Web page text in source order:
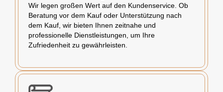
Wir legen großen Wert auf den Kundenservice. Ob
Beratung vor dem Kauf oder Unterstützung nach
dem Kauf, wir bieten Ihnen zeitnahe und
professionelle Dienstleistungen, um Ihre
Zufriedenheit zu gewährleisten.